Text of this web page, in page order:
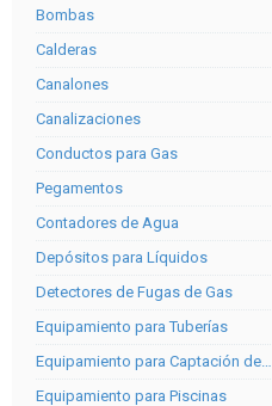
Bombas
Calderas
Canalones
Canalizaciones
Conductos para Gas
Pegamentos
Contadores de Agua
Depósitos para Líquidos
Detectores de Fugas de Gas
Equipamiento para Tuberías
Equipamiento para Captación de…
Equipamiento para Piscinas